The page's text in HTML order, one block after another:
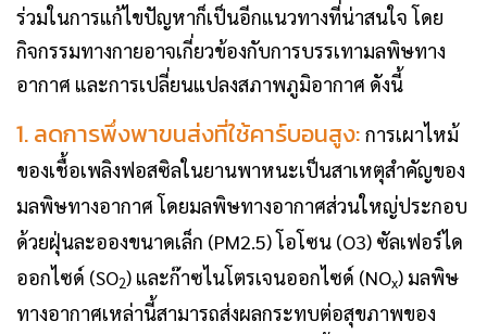
ร่วมในการแก้ไขปัญหาก็เป็นอีกแนวทางที่น่าสนใจ โดย
กิจกรรมทางกายอาจเกี่ยวข้องกับการบรรเทามลพิษทาง
อากาศ และการเปลี่ยนแปลงสภาพภูมิอากาศ ดังนี้
1.ลดการพึ่งพาขนส่งที่ใช้คาร์บอนสูง: การเผาไหม้
ของเชื้อเพลิงฟอสซิลในยานพาหนะเป็นสาเหตุสำคัญของ
มลพิษทางอากาศ โดยมลพิษทางอากาศส่วนใหญ่ประกอบ
ด้วยฝุ่นละอองขนาดเล็ก (PM2.5) โอโซน (O3) ซัลเฟอร์ได
ออกไซด์ (SO2) และก๊าซไนโตรเจนออกไซด์ (NOx) มลพิษ
ทางอากาศเหล่านี้สามารถส่งผลกระทบต่อสุขภาพของ